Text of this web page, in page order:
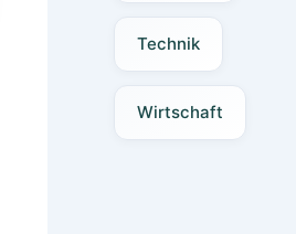
Technik
Wirtschaft